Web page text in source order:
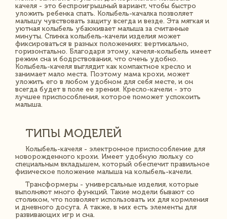
качеля - это беспроигрышный вариант, чтобы быстро
уложить ребенка спать. Колыбель-качалка позволяет
малышу чувствовать защиту всегда и везде. Эта мягкая и
уютная колыбель убаюкивает малыша за считанные
минуты. Спинка колыбель-качели изделия может
фиксироваться в разных положениях: вертикально,
горизонтально. Благодаря этому, качеля-колыбель имеет
режим сна и бодрствования, что очень удобно.
Колыбель-качеля выглядит как компактное кресло и
занимает мало места. Поэтому мама крохи, может
уложить его в любом удобном для себя месте, и он
всегда будет в поле ее зрения. Кресло-качели - это
лучшее приспособления, которое поможет успокоить
малыша.
ТИПЫ МОДЕЛЕЙ
Колыбель-качеля - электронное приспособление для
новорожденного крохи. Имеет удобную люльку со
специальным вкладышем, который обеспечит правильное
физическое положение малыша на колыбель-качели.
Трансформеры - универсальные изделия, которые
выполняют много функций. Такие модели бывают со
столиком, что позволяет использовать их для кормления
и дневного досуга. А также, в них есть элементы для
развивающих игр и сна.